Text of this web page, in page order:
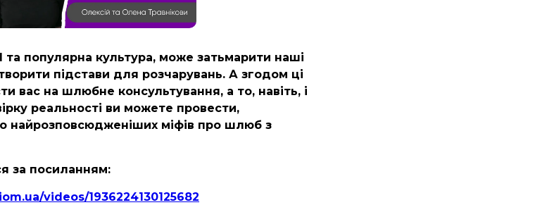
популярна культура, може затьмарити наші
підстави для розчарувань. А згодом ці
вас на шлюбне консультування, а то, навіть, і
реальності ви можете провести,
найрозповсюдженіших міфів про шлюб з
за посиланням:
videos/1936224130125682